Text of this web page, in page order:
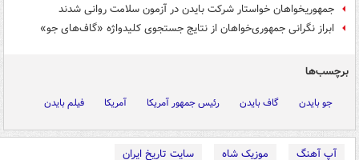
جمهوریخواهان خواستار شرکت بایدن در آزمون سلامت روانی شدند
ابراز نگرانی جمهوری‌خواهان از نتایج جستجوی کلیدواژه «گاف‌های جو»
برچسب‌ها
جو بایدن گاف بایدن رئیس جمهور آمریکا آمریکا فیلم بایدن
آپ آهنگ موزیک شاه
سایت تاریخ ایران